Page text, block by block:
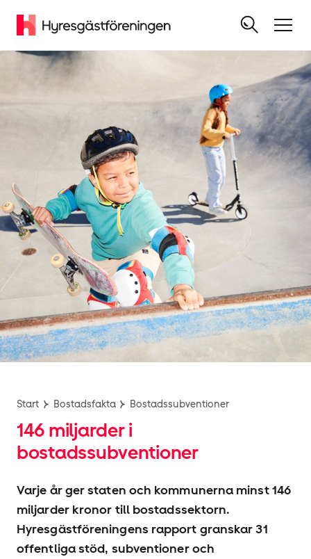
Start Bostadsfakta Bostadssubventioner
146 miljarder i
bostadssubventioner
Varje år ger staten och kommunerna minst 146
miljarder kronor till bostadssektorn.
Hyresgäst­föreningens rapport granskar 31
offentliga stöd, subventioner och